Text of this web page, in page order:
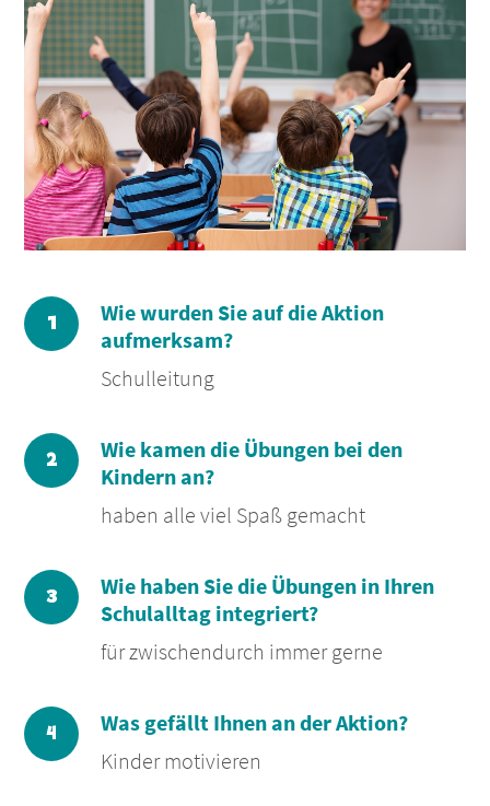
Wie wurden Sie auf die Aktion
aufmerksam?
Schulleitung
Wie kamen die Übungen bei den
Kindern an?
haben alle viel Spaß gemacht
Wie haben Sie die Übungen in Ihren
Schulalltag integriert?
für zwischendurch immer gerne
Was gefällt Ihnen an der Aktion?
Kinder motivieren